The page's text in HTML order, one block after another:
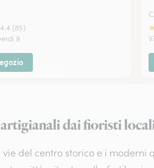
4.4 (85)
9
★
dai fioristi
del centro storico e i